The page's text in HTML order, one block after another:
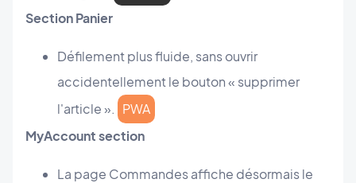
Section Panier
Défilement plus fluide, sans ouvrir
accidentellement le bouton « supprimer
l'article ». PWA
MyAccount section
La page Commandes affiche désormais le